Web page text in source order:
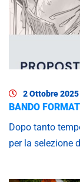
2 Ottobre 2025
BANDO
Dopo tanto
per la selezione